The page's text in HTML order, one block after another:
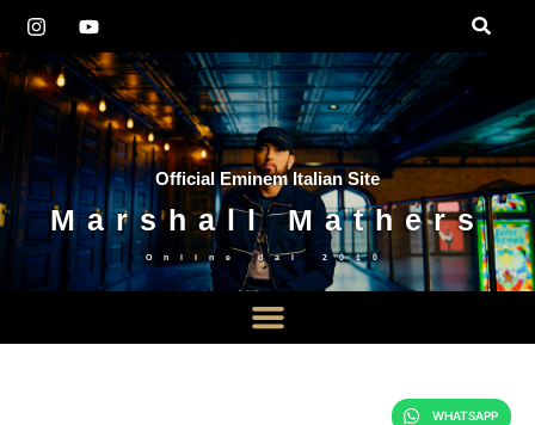
Official Eminem Italian Site
Marshall Mathers
Online dal 2010
WHATSAPP